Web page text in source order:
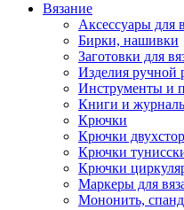
Вязание
Аксессуары для
Бирки, нашивки
Заготовки для
Изделия ручной
Инструменты и
Книги и
Крючки
Крючки
Крючки
Крючки
Маркеры для
Мононить,